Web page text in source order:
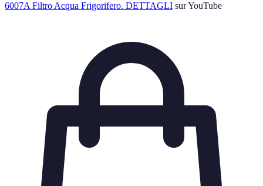
6007A Filtro Acqua Frigorifero. DETTAGLI sur YouTube